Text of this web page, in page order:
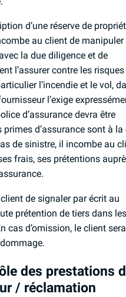
d’une réserve de
au client de manipuler
la due diligence et de
l’assurer contre les risques
l’incendie et le vol,
l’exige
d’assurance devra être
primes d’assurance sont à la
de sinistre, il incombe au
frais, ses prétentions
de signaler par écrit au
prétention de tiers dans
cas d’omission, le client
des prestations
/ réclamation